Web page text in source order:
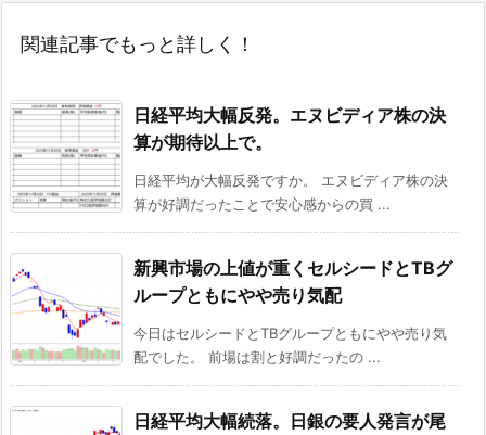
関連記事でもっと詳しく！
日経平均大幅反発。エヌビディア株の決
算が期待以上で。
日経平均が大幅反発ですか。 エヌビディア株の決
算が好調だったことで安心感からの買 ...
新興市場の上値が重くセルシードとTBグ
ループともにやや売り気配
今日はセルシードとTBグループともにやや売り気
配でした。 前場は割と好調だったの ...
日経平均大幅続落。日銀の要人発言が尾